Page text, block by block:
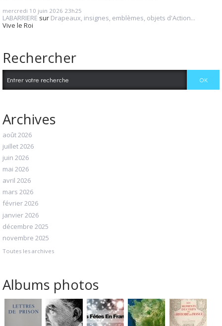
mercredi 10 juin 2026 23h25
LABARRIERE sur Drapeaux, insignes, emblèmes, objets d'Action...
Vive le Roi
Rechercher
Archives
août 2026
juillet 2026
juin 2026
mai 2026
avril 2026
mars 2026
février 2026
janvier 2026
décembre 2025
novembre 2025
Toutes les archives
Albums photos